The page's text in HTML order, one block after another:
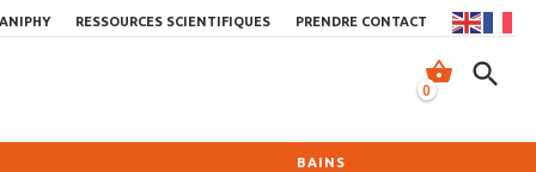
0
shopping_basket search
RESSOURCES SCIENTIFIQUES PRENDRE CONTACT
BAINS